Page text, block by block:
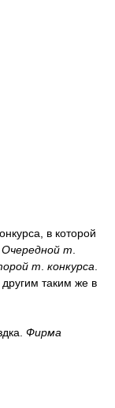
в которой
Очередной т
т конкурса
таким же в
Фирма